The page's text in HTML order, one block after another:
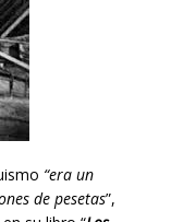
“era un
de pesetas”,